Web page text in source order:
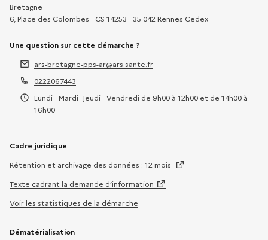
Bretagne
6, Place des Colombes - CS 14253 - 35 042 Rennes Cedex
Une question sur cette démarche ?
Adresse électronique :
ars-bretagne-pps-ar@ars.sante.fr
Téléphone :
0222067443
Horaires :
Lundi - Mardi -Jeudi - Vendredi de 9h00 à 12h00 et de 14h00 à
16h00
Cadre juridique
Rétention et archivage des données : 12 mois
Texte cadrant la demande d’information
Voir les statistiques de la démarche
Dématérialisation